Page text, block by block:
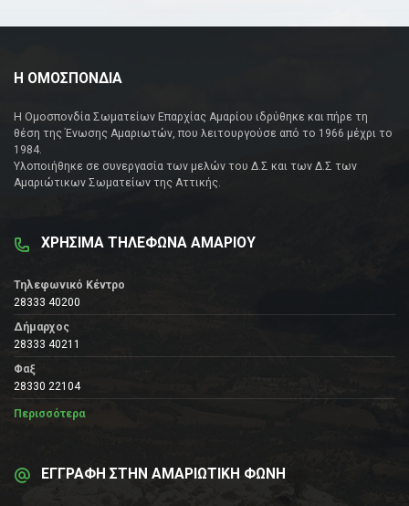
Η ΟΜΟΣΠΟΝΔΙΑ
Η Ομοσπονδία Σωματείων Επαρχίας Αμαρίου ιδρύθηκε και πήρε τη
θέση της Ένωσης Αμαριωτών, που λειτουργούσε από το 1966 μέχρι το
1984.
Υλοποιήθηκε σε συνεργασία των μελών του Δ.Σ και των Δ.Σ των
Αμαριώτικων Σωματείων της Αττικής.
ΧΡΗΣΙΜΑ ΤΗΛΕΦΩΝΑ ΑΜΑΡΙΟΥ
Τηλεφωνικό Κέντρο
28333 40200
Δήμαρχος
28333 40211
Φαξ
28330 22104
Περισσότερα
ΕΓΓΡΑΦΗ ΣΤΗΝ ΑΜΑΡΙΩΤΙΚΗ ΦΩΝΗ